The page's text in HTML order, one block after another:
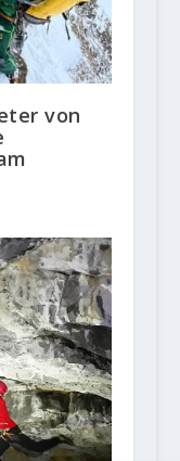
von